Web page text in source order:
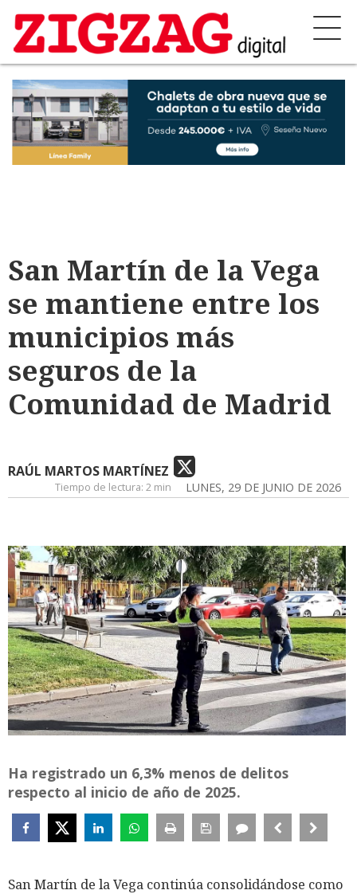
San Martín de la Vega
se mantiene entre los
municipios más
seguros de la
Comunidad de Madrid
RAÚL MARTOS MARTÍNEZ
LUNES, 29 DE JUNIO DE 2026
Tiempo de lectura: 2 min
Ha registrado un 6,3% menos de delitos
respecto al inicio de año de 2025.
San Martín de la Vega continúa consolidándose como